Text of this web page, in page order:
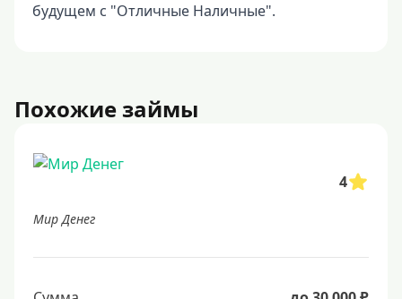
будущем с "Отличные Наличные".
Похожие займы
4
Мир Денег